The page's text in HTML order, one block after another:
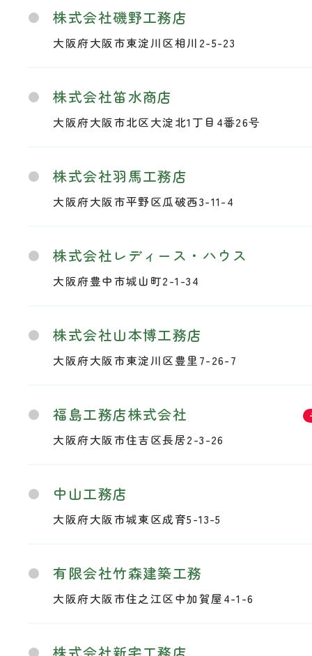
株式会社磯野工務店
大阪府大阪市東淀川区相川2-5-23
株式会社笛水商店
大阪府大阪市北区大淀北1丁目4番26号
株式会社羽馬工務店
大阪府大阪市平野区瓜破西3-11-4
株式会社レディース・ハウス
大阪府豊中市城山町2-1-34
株式会社山本博工務店
大阪府大阪市東淀川区豊里7-26-7
福島工務店株式会社
大阪府大阪市住吉区長居2-3-26
中山工務店
大阪府大阪市城東区成育5-13-5
有限会社竹森建築工務
大阪府大阪市住之江区中加賀屋4-1-6
株式会社新宅工務店